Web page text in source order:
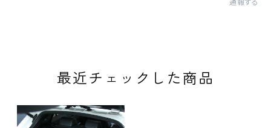
通報する
最近チェックした商品